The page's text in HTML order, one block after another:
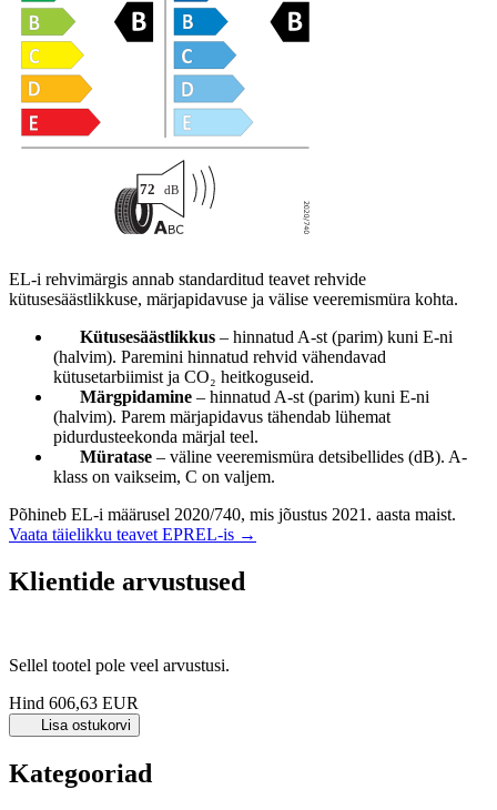
EL-i rehvimärgis annab standarditud teavet rehvide
kütusesäästlikkuse, märjapidavuse ja välise veeremismüra kohta.
Kütusesäästlikkus – hinnatud A-st (parim) kuni E-ni
(halvim). Paremini hinnatud rehvid vähendavad
kütusetarbiimist ja CO₂ heitkoguseid.
Märgpidamine – hinnatud A-st (parim) kuni E-ni
(halvim). Parem märjapidavus tähendab lühemat
pidurdusteekonda märjal teel.
Müratase – väline veeremismüra detsibellides (dB). A-
klass on vaikseim, C on valjem.
Põhineb EL-i määrusel 2020/740, mis jõustus 2021. aasta maist.
Vaata täielikku teavet EPREL-is →
Klientide arvustused
Sellel tootel pole veel arvustusi.
Hind 606,63 EUR
Lisa ostukorvi
Kategooriad